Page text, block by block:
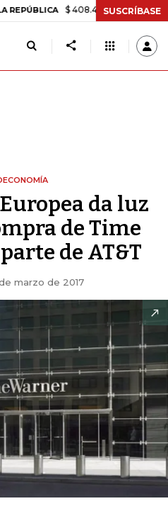
$ 408.498,97 +$ 8.753,81
SUSCRÍBASE
da luz
de Time
de AT&T
marzo de 2017